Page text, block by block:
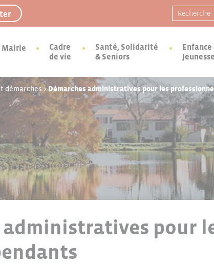
Recherche
Mairie
Cadre
de vie
Santé, Solidarité
& Seniors
Enfance
Jeunesse
démarches >Démarches administratives pour les
administratives pour